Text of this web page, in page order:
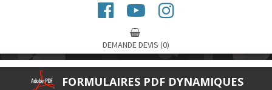
  

DEMANDE DEVIS (0)
FORMULAIRES PDF DYNAMIQUES